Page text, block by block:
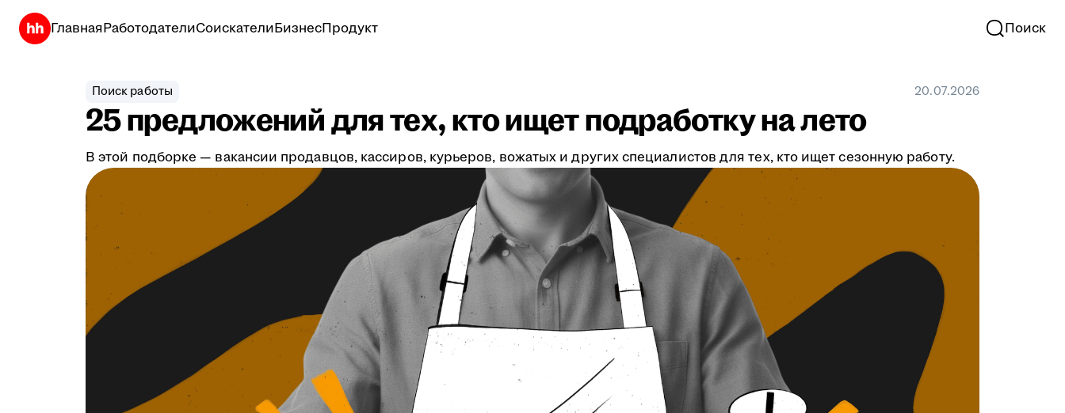
ГлавнаяРаботодателиСоискателиБизнесПродукт Поиск
Поиск работы 20.07.2026
25 предложений для тех, кто ищет подработку на лето
В этой подборке — вакансии продавцов, кассиров, курьеров, вожатых и других специалистов для тех, кто ищет сезонную работу.